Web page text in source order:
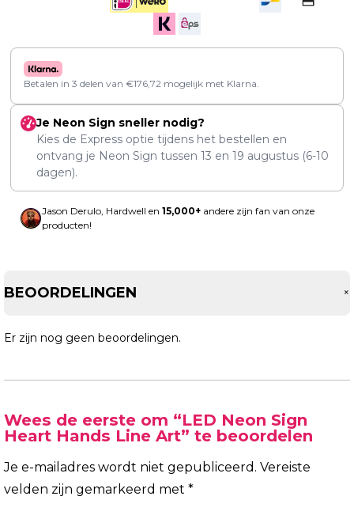
Betalen in 3 delen van €176,72 mogelijk met Klarna.
Je Neon Sign sneller nodig?
Kies de Express optie tijdens het bestellen en
ontvang je Neon Sign tussen 13 en 19 augustus (6-10
dagen).
Jason Derulo, Hardwell en 15,000+ andere zijn fan van onze
producten!
BEOORDELINGEN +
Er zijn nog geen beoordelingen.
Wees de eerste om “LED Neon Sign
Heart Hands Line Art” te beoordelen
Je e-mailadres wordt niet gepubliceerd. Vereiste
velden zijn gemarkeerd met *